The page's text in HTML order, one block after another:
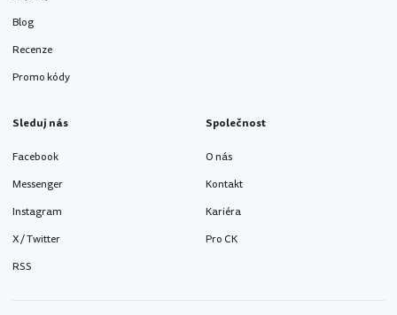
Blog
Recenze
Promo kódy
Sleduj nás
Facebook
Messenger
Instagram
X / Twitter
RSS
Společnost
O nás
Kontakt
Kariéra
Pro CK